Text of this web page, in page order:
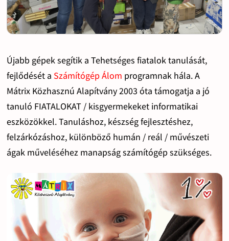
Újabb gépek segítik a Tehetséges fiatalok tanulását,
fejlődését a Számítógép Álom programnak hála. A
Mátrix Közhasznú Alapítvány 2003 óta támogatja a jó
tanuló FIATALOKAT / kisgyermekeket informatikai
eszközökkel. Tanuláshoz, készség fejlesztéshez,
felzárkózáshoz, különböző humán / reál / művészeti
ágak műveléséhez manapság számítógép szükséges.